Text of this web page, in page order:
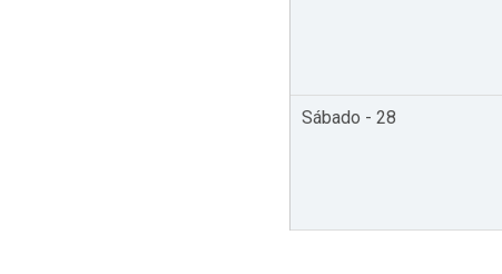
Sábado - 28